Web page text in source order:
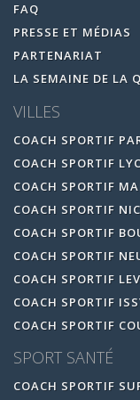
FAQ
PRESSE ET MÉDIAS
PARTENARIAT
LA SEMAINE DE LA
VILLES
COACH SPORTIF
COACH SPORTIF
COACH SPORTIF
COACH SPORTIF
COACH SPORTIF
COACH SPORTIF
COACH SPORTIF
COACH SPORTIF
COACH SPORTIF
SPORT SANTÉ
COACH SPORTIF